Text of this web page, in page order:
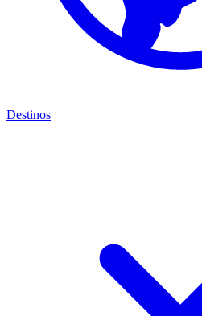
Destinos